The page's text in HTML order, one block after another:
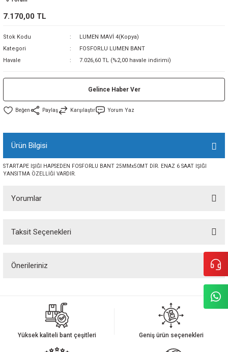
7.170,00 TL
Stok Kodu
LUMEN MAVİ 4(Kopya)
Kategori
FOSFORLU LUMEN BANT
Havale
7.026,60 TL (%2,00 havale indirimi)
Gelince Haber Ver
Paylaş Karşılaştır Yorum Yaz
Ürün Bilgisi
STARTAPE IŞIĞI HAPSEDEN FOSFORLU BANT 25MMx50MT DİR. ENAZ 6 SAAT IŞIĞI
YANSITMA ÖZELLİĞİ VARDIR.
Yorumlar
Taksit Seçenekleri
Önerileriniz
Bu ürünün fiyat bilgisi, resim, ürün açıklamalarında ve diğer konularda
Görüş ve önerileriniz için teşekkür ederiz.
Yüksek kaliteli bant çeşitleri Geniş ürün seçenekleri